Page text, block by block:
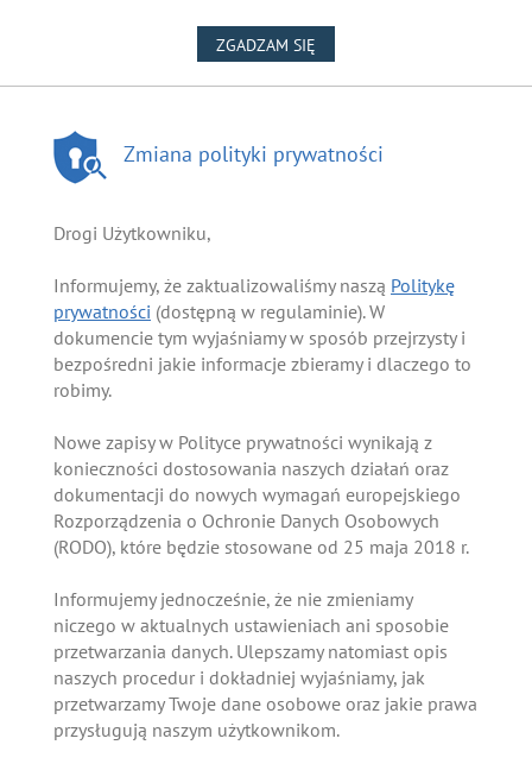
ZGADZAM SIĘ
Zmiana polityki prywatności
Drogi Użytkowniku,
Informujemy, że zaktualizowaliśmy naszą Politykę
prywatności (dostępną w regulaminie). W
dokumencie tym wyjaśniamy w sposób przejrzysty i
bezpośredni jakie informacje zbieramy i dlaczego to
robimy.
Nowe zapisy w Polityce prywatności wynikają z
konieczności dostosowania naszych działań oraz
dokumentacji do nowych wymagań europejskiego
Rozporządzenia o Ochronie Danych Osobowych
(RODO), które będzie stosowane od 25 maja 2018 r.
Informujemy jednocześnie, że nie zmieniamy
niczego w aktualnych ustawieniach ani sposobie
przetwarzania danych. Ulepszamy natomiast opis
naszych procedur i dokładniej wyjaśniamy, jak
przetwarzamy Twoje dane osobowe oraz jakie prawa
przysługują naszym użytkownikom.